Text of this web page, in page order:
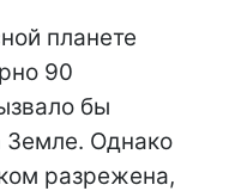
планете
90
бы
Земле. Однако
разрежена,